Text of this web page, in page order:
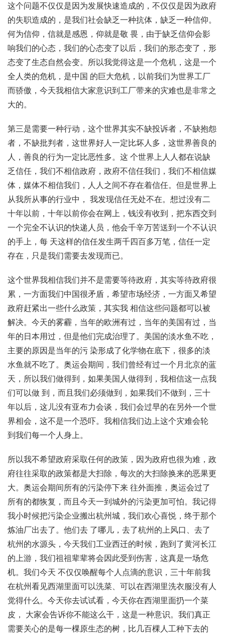
这个问题不仅仅是因为发展快速造成的，不仅仅是因为政府
的失职造成的，是我们社会缺乏一种抗体，缺乏一种信仰。
何为信仰，信就是感恩，仰就是敬 畏，由于缺乏信仰会影
响我们的心态，我们的心态变了以后，我们的形态变了，形
态变了生态自然会变。所以我觉得这是一个危机，这是一个
全人类的危机，是中国 的巨大危机，以前我们为世界工厂
而骄傲，今天我相信大家意识到工厂带来的灾难也是非常之
大的。
第三是需要一种行动，这个世界其实不缺投诉者，不缺抱怨
者，不缺批判者，这世界好人一定比坏人多，这世界善良的
人，善良的行为一定比恶性多。这 个世界上人人都在说缺
乏信任，我们不相信政府，政府不信任我们，我们不相信媒
体，媒体不相信我们，人人之间不存在着信任。但是世界上
从我所从事的行业中， 我发现信任无处不在。想过没有二
十年以前，十年以前你会在网上，钱没有收到，把东西交到
一个完全不认识的快递人员，他会千辛万苦送到一个不认识
的手上，每 天这样的信任发生两千四百多万笔，信任一定
存在，只是我们需要去发现而已。
这个世界我相信我们并不是需要等待政府，其实等待政府很
累，一方面我们中国很矛盾，希望市场经济，一方面又希望
政府赶紧出一些什么政策，其实我 相信这些问题都可以被
解决。今天的雾霾，当年的欧洲有过，当年的美国有过，当
年的日本用过，但是他们完成治理了。美国的淡水鱼不吃，
主要的原因是当年的污 染形成了化学物在底下，很多的淡
水鱼就不吃了。奥运会期间，我们曾经有过一个月北京的蓝
天，所以我们做得到，如果美国人做得到，我相信这一点我
们可以做 到，而且我们必须做到，如果我们不做到，三十
年以后，这儿没有亚布力会谈，我们会过早的在另外一个世
界相会，这不是一个恐吓。我相信我们边上这个灾难会轮
到我们每一个人身上。
所以我不希望政府采取任何的政策，因为政府也很为难，政
府往往采取的政策都是大扫除，每次的大扫除换来的恶果更
大。奥运会期间所有的污染停下来 往外面推，奥运会过了
所有的都恢复，而且今天一到城外的污染更加可怕。我记得
我小时候把污染企业搬出杭州城，我们欢心喜悦，终于那个
炼油厂出去了。他们去 了哪儿，去了杭州的上风口、去了
杭州的水源头，今天我们工业西迁的时候，跑到了黄河长江
的上游，我们祖祖辈辈将会因此受到伤害，这真是一场危
机。我们今天 不仅仅唤醒每个人点滴的意识，三十年前我
在杭州看见西湖里面可以洗菜、可以在西湖里洗衣服没有人
觉得什么。今天你去试试看，今天你在西湖里面扔一个菜
皮， 大家会告诉你不能这么干，这是一种意识。我们真正
需要关心的是每一棵原生态的树，比几百棵人工种下去的